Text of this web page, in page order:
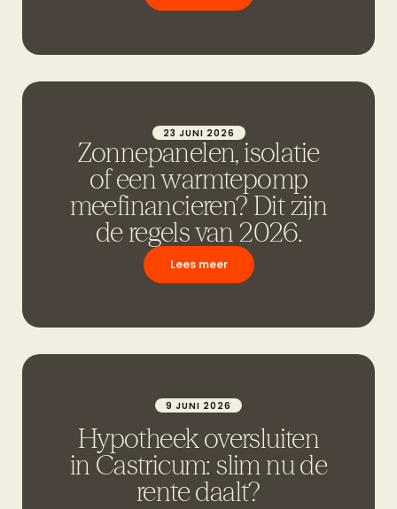
23 JUNI 2026
Zonnepanelen, isolatie
of een warmtepomp
meefinancieren? Dit zijn
de regels van 2026.
Lees meer
9 JUNI 2026
Hypotheek oversluiten
in Castricum: slim nu de
rente daalt?